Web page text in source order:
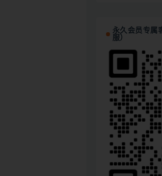
永久会员专属
服）